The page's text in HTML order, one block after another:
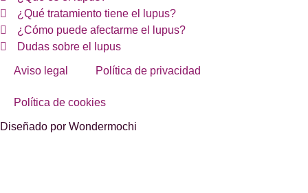
¿Qué tratamiento tiene el lupus?
¿Cómo puede afectarme el lupus?
Dudas sobre el lupus
Aviso legal Política de privacidad
Política de cookies
Diseñado por Wondermochi